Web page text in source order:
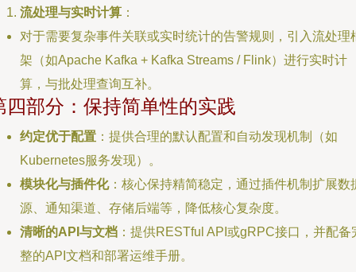
流处理与实时计算 ：
对于需要复杂事件关联或实时统计的告警规则，引入流处理
架（如Apache Kafka + Kafka Streams / Flink）进行实时计
算，与批处理查询互补。
四部分：保持简单性的实践
约定优于配置 ：提供合理的默认配置和自动发现机制（如
Kubernetes服务发现）。
模块化与插件化：核心保持精简稳定，通过插件机制扩展数
源、通知渠道、存储后端等，降低核心复杂度。
清晰的API与文档 ：提供RESTful API或gRPC接口，并配备
整的API文档和部署运维手册。